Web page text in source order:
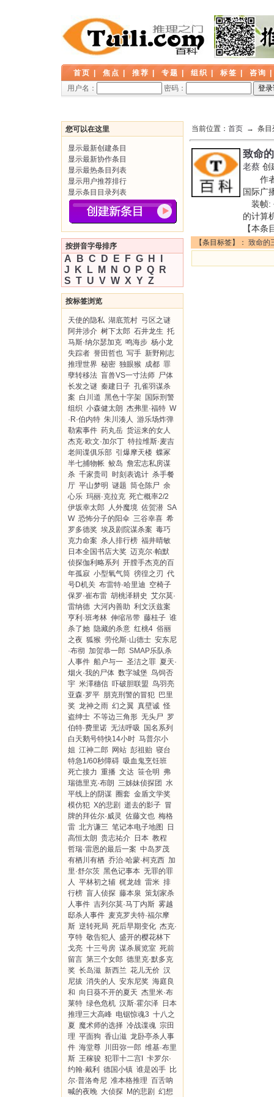
首页 焦点 推荐 专题 组织 标签 咨询
用户名：
密码：
您可以在这里
显示最新创建条目
显示最新协作条目
显示最热条目列表
显示用户推荐排行
显示条目目录列表
按拼音字母排序
A B C D E F G H
J
K L M N O P Q
R
S T U V W X Y Z
按标签浏览
天使的隐私 湖底荒村 弓区之谜
阿井涉介 树下太郎 石井龙生 托
马斯·纳尔瑟加克 鸣海步 杨小龙
失踪者 誉田哲也 写手 新野刚志
推理世界 秘密 独眼猴 成都 罪
孽转移法 盲兽VS一寸法师 尸体
长发之谜 秦建日子 孔雀羽谋杀
案 白川道 黑色十字架
国际刑警
组织 小森健太朗 杰弗里·福特 W
·R·伯内特 朱川湊人 游乐场炸弹
勒索事件 药丸岳 货运来的女人
杰克·欧文·加尔丁 特拉维斯·麦吉
老间谍俱乐部 引爆摩天楼 蝶冢
半七捕物帐 鲛岛 詹宏志私房谋
杀 千家贵司 时刻表诡计 杀手餐
厅 平山梦明 谜题 筒仓陈尸 余
心乐 玛丽·克拉克 死亡概率2/2
伊坂幸太郎 人外魔境 佐贺潜 SA
W 恐怖分子的阳伞 三谷幸喜 希
罗多德奖 埃及剧院谋杀案 毒巧
克力命案 杀人排行榜 福井晴敏
日本全国书店大奖 迈克尔·帕默
侦探伽利略系列
开膛手杰克的百
年孤寂 小型氧气筒 徬徨之刃 代
号D机关 布雷特·哈里迪 空椅子
保罗·崔布雷 胡桃泽耕史 艾尔莫·
雷纳德 大河内善助 利文沃兹案
亨利·班考林 伸缩吊带 藤桂子 谁
杀了她 隐藏的杀意 红桃4 俗丽
之夜 狐猴 劳伦斯·山德士 安东尼
·布彻 加贺恭一郎 SMAP乐队杀
人事件 船户与一 圣洁之罪 夏天·
烟火·我的尸体 数字城堡 鸟饲否
宇 米澤穗信 吓破胆联盟 鸟羽亮
亚森·罗平 朋克刑警的冒犯 巴里
奖 龙神之雨 幻之翼 真壁诚 怪
盗绅士 不等边三角形 无头尸 罗
伯特·费里诺 无法呼吸
国名系列
白天鹅号特快14小时 马普尔小
姐 江神二郎 网站 彭祖贻 寝台
特急1/60秒障碍 吸血鬼烹饪班
死亡接力 重播 文达 笹仓明
弗
瑞德里克·布朗 三姊妹侦探团 水
平线上的阴谋 圈套 金盾文学奖
模仿犯 X的悲剧 逝去的影子 冒
牌的拜佐尔·威灵 佐藤文也 梅格
雷 北方谦三 笔记本电子地图
日
高恒太朗 贵志祐介 日本 教程
哲瑞·雷恩的最后一案 中岛罗茂
有栖川有栖 乔治·哈蒙·柯克西 加
里·舒尔茨 黑色记事本 无罪的罪
人 平林初之辅 梶龙雄 雷米 排
行榜 盲人侦探 藤本泉 策划家杀
人事件 吉列尔莫·马丁内斯 雾越
邸杀人事件 麦克罗夫特·福尔摩
斯 逆转死局 死后早期变化 杰克·
亨特 敬告犯人 盛开的樱花林下
戈亮 十三号房 谋杀展览室 死前
留言 第三个女郎 德里克·默多克
奖 长岛滋 新西兰 花儿无价 汉
尼拔 消失的人 安东尼奖 海庭良
和 向日葵不开的夏天 杰里米·布
莱特 绿色危机 汉斯·霍尔泽 日本
推理三大高峰 电锯惊魂3 十八之
夏 魔术师的选择 冷战谍魂 宗田
理 平面狗 香山滋 龙卧亭杀人事
件 海堂尊 川田弥一郎 维基·布里
斯 王稼骏 犯罪十二宫I
卡罗尔·
约翰·戴利
德国小镇 谁是凶手 比
尔·普洛奇尼 准本格推理 百舌呐
喊的夜晚 大侦探 M的悲剧 幻想
当前位置： 首页 → 条目
致命
老蔡 创
作者:
国际
装帧:
的计算
【本条
【条目标签】： 致命的